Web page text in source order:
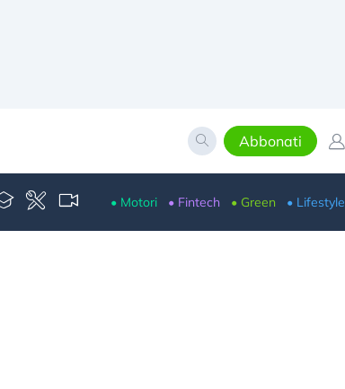
Abbonati
• Motori • Fintech • Green • Lifestyle